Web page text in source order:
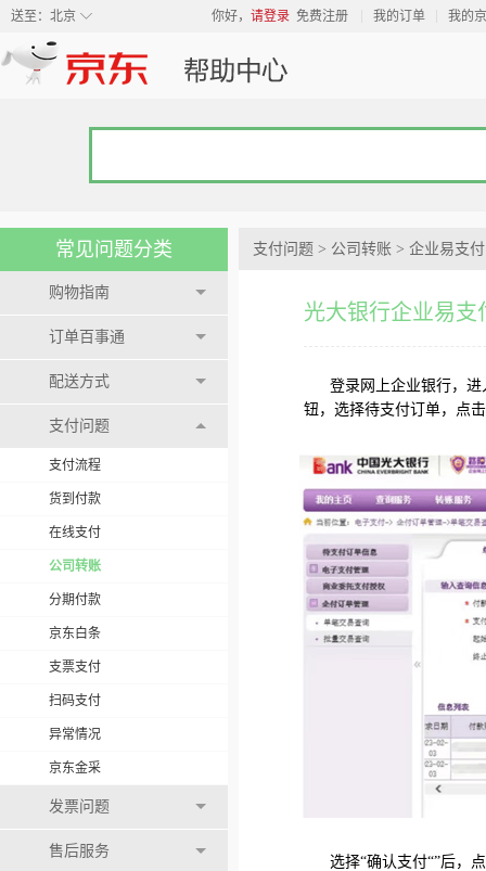
◇
送至： 北京 你好， 请登录 免费注册 我的订单 我的
常见问题分类
购物指南
订单百事通
配送方式
支付问题
支付流程
货到付款
在线支付
公司转账
分期付款
京东白条
支票支付
扫码支付
异常情况
京东金采
发票问题
售后服务
支付问题 > 公司转账 > 企业易支付
光大银行企业易支
登录网上企业银行，进
钮，选择待支付订单，点
选择“确认支付“”后，